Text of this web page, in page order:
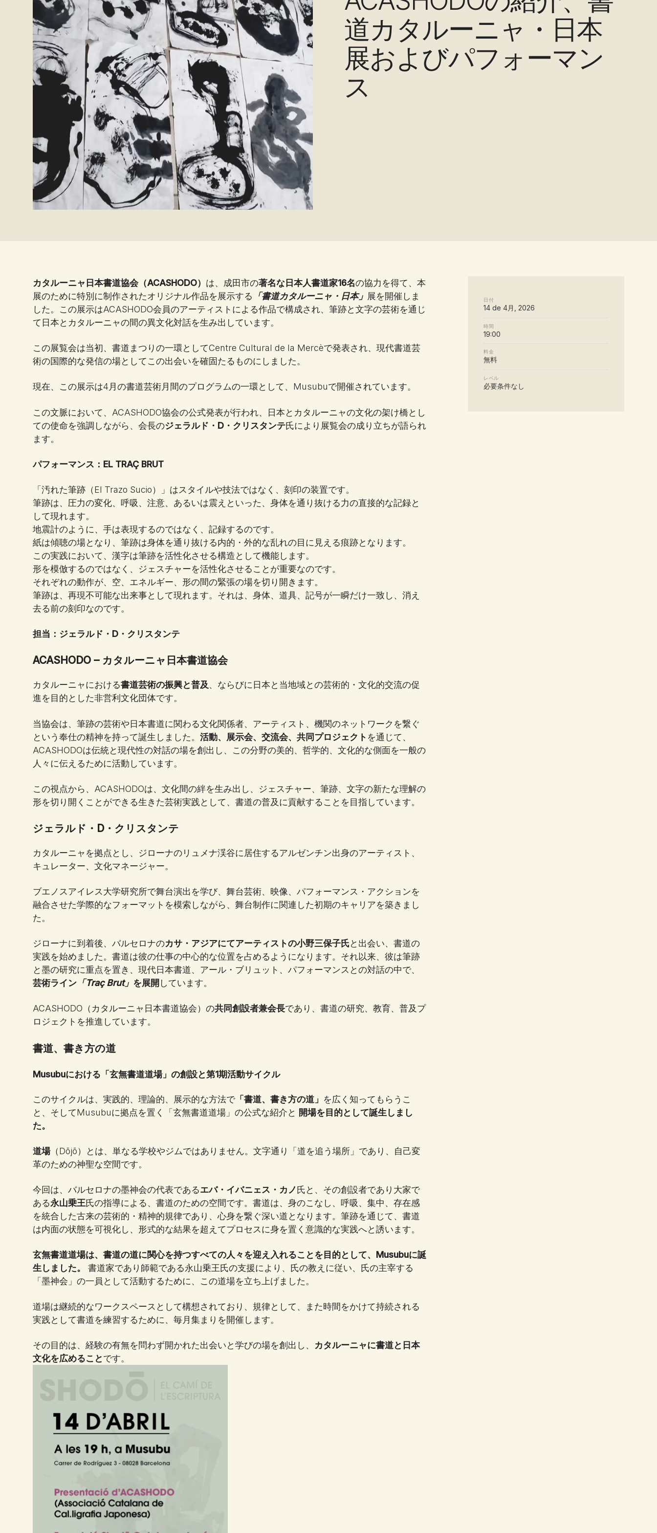
道カタルーニャ・日本
展およびパフォーマン
ス
カタルーニャ日本書道協会（ACASHODO） は、成田市の著名な日本人書道家16名の協力を得て、本
展のために特別に制作されたオリジナル作品を展示する
「書道カタルーニャ・日本」 展を開催しま
した。この展示はACASHODO会員のアーティストによる作品で構成され、筆跡と文字の芸術を通じ
て日本とカタルーニャの間の異文化対話を生み出しています。
この展覧会は当初、書道まつりの一環としてCentre Cultural de la Mercèで発表され、現代書道芸
術の国際的な発信の場としてこの出会いを確固たるものにしました。
現在、この展示は4月の書道芸術月間のプログラムの一環として、Musubuで開催されています。
この文脈において、ACASHODO協会の公式発表が行われ、日本とカタルーニャの文化の架け橋とし
ての使命を強調しながら、会長のジェラルド・D・クリスタンテ氏により展覧会の成り立ちが語られ
ます。
パフォーマンス：EL TRAÇ BRUT
「汚れた筆跡（El Trazo Sucio）」はスタイルや技法ではなく、刻印の装置です。
筆跡は、圧力の変化、呼吸、注意、あるいは震えといった、身体を通り抜ける力の直接的な記録と
して現れます。
地震計のように、手は表現するのではなく、記録するのです。
紙は傾聴の場となり、筆跡は身体を通り抜ける内的・外的な乱れの目に見える痕跡となります。
この実践において、漢字は筆跡を活性化させる構造として機能します。
形を模倣するのではなく、ジェスチャーを活性化させることが重要なのです。
それぞれの動作が、空、エネルギー、形の間の緊張の場を切り開きます。
筆跡は、再現不可能な出来事として現れます。それは、身体、道具、記号が一瞬だけ一致し、消え
去る前の刻印なのです。
担当：ジェラルド・D・クリスタンテ
ACASHODO – カタルーニャ日本書道協会
カタルーニャにおける書道芸術の振興と普及、ならびに日本と当地域との芸術的・文化的交流の促
進を目的とした非営利文化団体です。
当協会は、筆跡の芸術や日本書道に関わる文化関係者、アーティスト、機関のネットワークを繋ぐ
という奉仕の精神を持って誕生しました。活動、展示会、交流会、共同プロジェクト を通じて、
ACASHODOは伝統と現代性の対話の場を創出し、この分野の美的、哲学的、文化的な側面を一般の
人々に伝えるために活動しています。
この視点から、ACASHODOは、文化間の絆を生み出し、ジェスチャー、筆跡、文字の新たな理解の
形を切り開くことができる生きた芸術実践として、書道の普及に貢献することを目指しています。
ジェラルド・D・クリスタンテ
カタルーニャを拠点とし、ジローナのリュメナ渓谷に居住するアルゼンチン出身のアーティスト、
キュレーター、文化マネージャー。
ブエノスアイレス大学研究所で舞台演出を学び、舞台芸術、映像、パフォーマンス・アクションを
融合させた学際的なフォーマットを模索しながら、舞台制作に関連した初期のキャリアを築きまし
た。
ジローナに到着後、バルセロナのカサ・アジアにてアーティストの小野三保子氏と出会い、書道の
実践を始めました。書道は彼の仕事の中心的な位置を占めるようになります。それ以来、彼は筆跡
と墨の研究に重点を置き、現代日本書道、アール・ブリュット、パフォーマンスとの対話の中で、
芸術ライン 「Traç Brut」 を展開 しています。
ACASHODO（カタルーニャ日本書道協会）の共同創設者兼会長であり、書道の研究、教育、普及プ
ロジェクトを推進しています。
書道、書き方の道
Musubuにおける「玄無書道道場」の創設と第1期活動サイクル
このサイクルは、実践的、理論的、展示的な方法で「書道、書き方の道」 を広く知ってもらうこ
と、そしてMusubuに拠点を置く「玄無書道道場」の公式な紹介と 開場を目的として誕生しまし
た。
道場（Dōjō）とは、単なる学校やジムではありません。文字通り「道を追う場所」であり、自己変
革のための神聖な空間です。
今回は、バルセロナの墨神会の代表であるエバ・イバニェス・カノ氏と、その創設者であり大家で
ある永山乗王氏の指導による、書道のための空間です。書道は、身のこなし、呼吸、集中、存在感
を統合した古来の芸術的・精神的規律であり、心身を繋ぐ深い道となります。筆跡を通じて、書道
は内面の状態を可視化し、形式的な結果を超えてプロセスに身を置く意識的な実践へと誘います。
玄無書道道場は、書道の道に関心を持つすべての人々を迎え入れることを目的として、Musubuに誕
生しました。書道家であり師範である永山乗王氏の支援により、氏の教えに従い、氏の主宰する
「墨神会」の一員として活動するために、この道場を立ち上げました。
道場は継続的なワークスペースとして構想されており、規律として、また時間をかけて持続される
実践として書道を練習するために、毎月集まりを開催します。
その目的は、経験の有無を問わず開かれた出会いと学びの場を創出し、 カタルーニャに書道と日本
文化を広めることです。
日付
14 de 4月, 2026
時間
19:00
料金
無料
レベル
必要条件なし